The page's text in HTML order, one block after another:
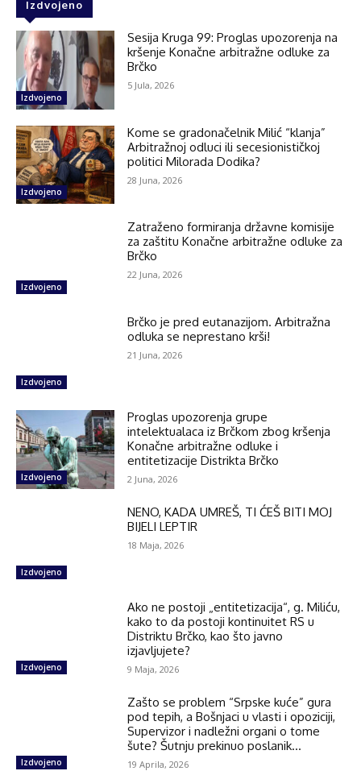
Izdvojeno
Izdvojeno
Sesija Kruga 99: Proglas upozorenja na
kršenje Konačne arbitražne odluke za
Brčko
5 Jula, 2026
Izdvojeno
Kome se gradonačelnik Milić “klanja”
Arbitražnoj odluci ili secesionističkoj
politici Milorada Dodika?
28 Juna, 2026
Izdvojeno
Zatraženo formiranja državne komisije
za zaštitu Konačne arbitražne odluke za
Brčko
22 Juna, 2026
Izdvojeno
Brčko je pred eutanazijom. Arbitražna
odluka se neprestano krši!
21 Juna, 2026
Izdvojeno
Proglas upozorenja grupe
intelektualaca iz Brčkom zbog kršenja
Konačne arbitražne odluke i
entitetizacije Distrikta Brčko
2 Juna, 2026
Izdvojeno
NENO, KADA UMREŠ, TI ĆEŠ BITI MOJ
BIJELI LEPTIR
18 Maja, 2026
Izdvojeno
Ako ne postoji „entitetizacija“, g. Miliću,
kako to da postoji kontinuitet RS u
Distriktu Brčko, kao što javno
izjavljujete?
9 Maja, 2026
Izdvojeno
Zašto se problem “Srpske kuće” gura
pod tepih, a Bošnjaci u vlasti i opoziciji,
Supervizor i nadležni organi o tome
šute? Šutnju prekinuo poslanik...
19 Aprila, 2026